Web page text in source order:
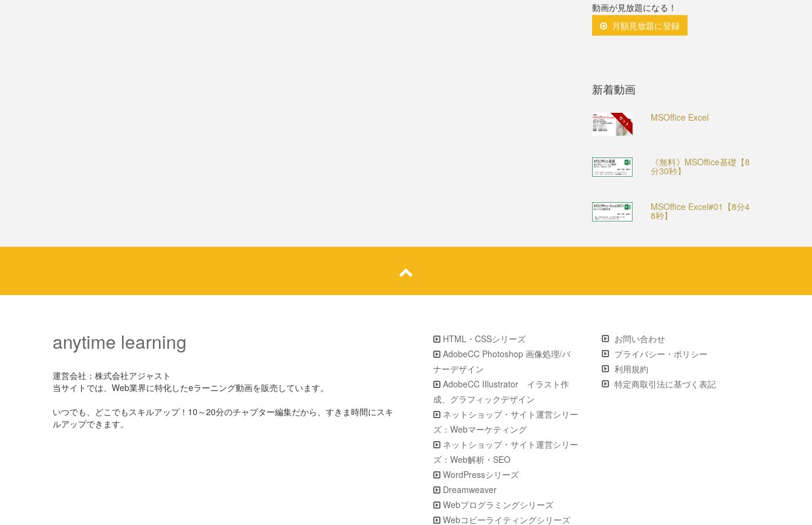
動画が見放題になる！
月額見放題に登録
新着動画
セット MSOffice Excel
《無料》MSOffice基礎【8
分30秒】
MSOffice Excel#01【8分4
8秒】
anytime learning
運営会社：株式会社アジャスト
当サイトでは、Web業界に特化したeラーニング動画を販売しています。
いつでも、どこでもスキルアップ！10～20分のチャプター編集だから、すきま時間にスキ
ルアップできます。
HTML・CSSシリーズ
AdobeCC Photoshop 画像処理/バ
ナーデザイン
AdobeCC IIlustrator イラスト作
成、グラフィックデザイン
ネットショップ・サイト運営シリー
ズ：Webマーケティング
ネットショップ・サイト運営シリー
ズ：Web解析・SEO
WordPressシリーズ
Dreamweaver
Webプログラミングシリーズ
Webコピーライティングシリーズ
お問い合わせ
プライバシー・ポリシー
利用規約
特定商取引法に基づく表記